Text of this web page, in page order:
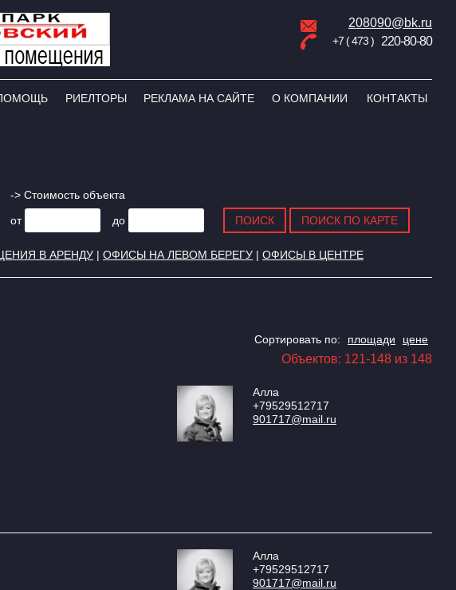
208090@bk.ru
+7 ( 473 ) 220-80-80
РИЕЛТОРЫ РЕКЛАМА НА САЙТЕ О КОМПАНИИ КОНТАКТЫ
-> Стоимость объекта
от
до
В АРЕНДУ | ОФИСЫ НА ЛЕВОМ БЕРЕГУ | ОФИСЫ В ЦЕНТРЕ
Сортировать по: площади цене
Объектов: 121-148 из 148
Алла
+79529512717
901717@mail.ru
Алла
+79529512717
901717@mail.ru